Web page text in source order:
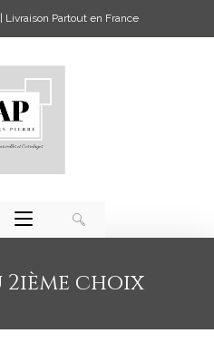
Partout en France
choix